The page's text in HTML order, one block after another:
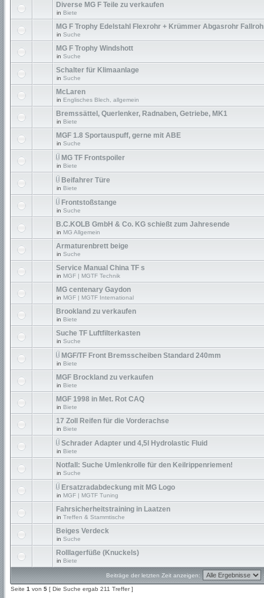
Diverse MG F Teile zu verkaufen
in Biete
MG F Trophy Edelstahl Flexrohr + Krümmer Abgasrohr
in Suche
MG F Trophy Windshott
in Suche
Schalter für Klimaanlage
in Suche
McLaren
in Englisches Blech, allgemein
Bremssättel, Querlenker, Radnaben, Getriebe, MK1
in Biete
MGF 1.8 Sportauspuff, gerne mit ABE
in Suche
MG TF Frontspoiler
in Biete
Beifahrer Türe
in Biete
Frontstoßstange
in Suche
B.C.KOLB GmbH & Co. KG schießt zum Jahresende
in MG Allgemein
Armaturenbrett beige
in Suche
Service Manual China TF s
in MGF | MGTF Technik
MG centenary Gaydon
in MGF | MGTF International
Brookland zu verkaufen
in Biete
Suche TF Luftfilterkasten
in Suche
MGF/TF Front Bremsscheiben Standard 240mm
in Biete
MGF Brockland zu verkaufen
in Biete
MGF 1998 in Met. Rot CAQ
in Biete
17 Zoll Reifen für die Vorderachse
in Biete
Schrader Adapter und 4,5l Hydrolastic Fluid
in Biete
Notfall: Suche Umlenkrolle für den Keilrippenriemen!
in Suche
Ersatzradabdeckung mit MG Logo
in MGF | MGTF Tuning
Fahrsicherheitstraining in Laatzen
in Treffen & Stammtische
Beiges Verdeck
in Suche
Rolllagerfüße (Knuckels)
in Biete
Beiträge der letzten Zeit anzeigen:
Seite 1 von 5 [ Die Suche ergab 211 Treffer ]